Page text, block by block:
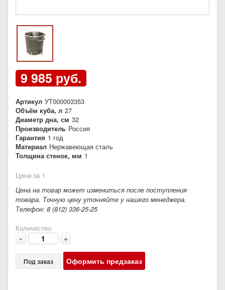
9 985 руб.
Артикул УТ000003353
Объём куба, л 27
Диаметр дна, см 32
Производитель Россия
Гарантия 1 год
Материал Нержавеющая сталь
Толщина стенок, мм 1
Цена за 1
Цена на товар может измениться после поступления
товара. Точную цену уточняйте у нашего менеджера.
Телефон: 8 (812) 336-25-25
Количество
- +
Под заказ Оформить предзаказ